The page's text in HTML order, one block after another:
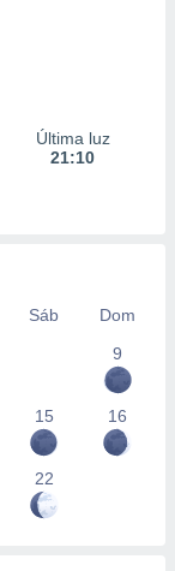
Última luz
21:10
Sáb
Dom
9
15 16
22